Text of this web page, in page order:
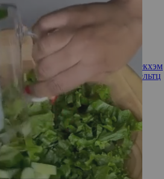
а она переживает»: Виктория Бекхэм
с обиженной Николой Пельтц